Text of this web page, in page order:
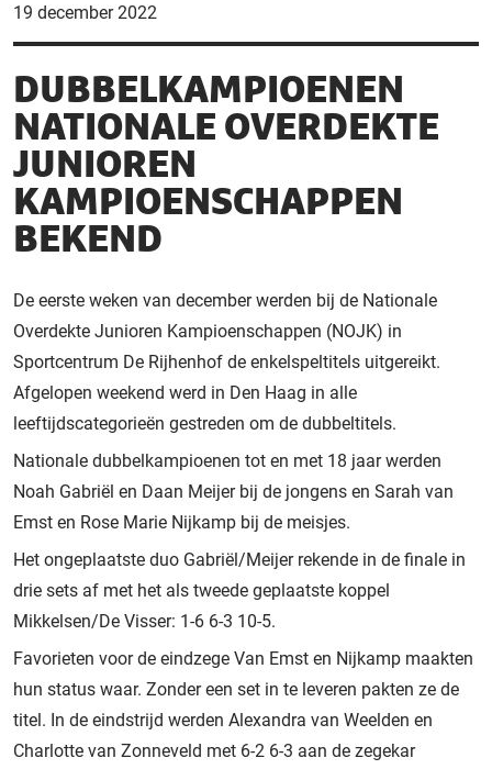
19 december 2022
DUBBELKAMPIOENEN
NATIONALE OVERDEKTE
JUNIOREN
KAMPIOENSCHAPPEN
BEKEND
De eerste weken van december werden bij de Nationale
Overdekte Junioren Kampioenschappen (NOJK) in
Sportcentrum De Rijhenhof de enkelspeltitels uitgereikt.
Afgelopen weekend werd in Den Haag in alle
leeftijdscategorieën gestreden om de dubbeltitels.
Nationale dubbelkampioenen tot en met 18 jaar werden
Noah Gabriël en Daan Meijer bij de jongens en Sarah van
Emst en Rose Marie Nijkamp bij de meisjes.
Het ongeplaatste duo Gabriël/Meijer rekende in de finale in
drie sets af met het als tweede geplaatste koppel
Mikkelsen/De Visser: 1-6 6-3 10-5.
Favorieten voor de eindzege Van Emst en Nijkamp maakten
hun status waar. Zonder een set in te leveren pakten ze de
titel. In de eindstrijd werden Alexandra van Weelden en
Charlotte van Zonneveld met 6-2 6-3 aan de zegekar